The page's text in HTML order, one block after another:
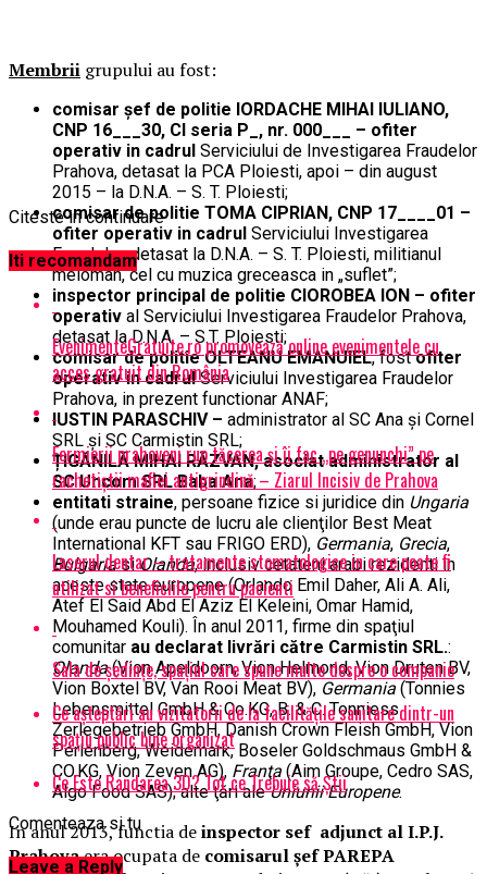
Membrii grupului au fost:
comisar șef de politie IORDACHE MIHAI IULIANO,
CNP 16___30, CI seria P_, nr. 000___ – ofiter
operativ in cadrul Serviciului de Investigarea Fraudelor
Prahova, detasat la PCA Ploiesti, apoi – din august
2015 – la D.N.A. – S. T. Ploiesti;
comisar de politie TOMA CIPRIAN, CNP 17____01 –
ofiter operativ in cadrul Serviciului Investigarea
Fraudelor, detasat la D.N.A. – S. T. Ploiesti, militianul
meloman, cel cu muzica greceasca in „suflet”;
inspector principal de politie CIOROBEA ION – ofiter
operativ al Serviciului Investigarea Fraudelor Prahova,
detasat la D.N.A. – S.T. Ploiesti;
comisar de politie OLTEANU EMANUIEL, fostofiter
operativ in cadrulServiciului Investigarea Fraudelor
Prahova, in prezent functionar ANAF;
IUSTIN PARASCHIV – administrator al SC Ana și Cornel
SRL și SC Carmistin SRL;
ȚIGĂNILĂ MIHAI RĂZVAN, asociat administrator al
SC Uncom SRL Baba Ana;
entitati straine, persoane fizice si juridice din Ungaria
(unde erau puncte de lucru ale clienţilor Best Meat
International KFT sau FRIGO ERD), Germania, Grecia,
BulgariasiOlanda, inclusiv cetateni arabi rezidenti in
aceste state europene (Orlando Emil Daher, Ali A. Ali,
Atef El Said Abd El Aziz El Keleini, Omar Hamid,
Mouhamed Kouli). În anul 2011, firme din spaţiul
comunitar au declarat livrări către Carmistin SRL.:
Olanda(Vion Apeldoorn, Vion Helmond, Vion Druten BV,
Vion Boxtel BV, Van Rooi Meat BV), Germania (Tonnies
Lebensmittel GmbH & Co.KG, B. & C. Tonniess
Zerlegebetrieb GmbH, Danish Crown Fleish GmbH, Vion
Perlenberg, Weidemark, Boseler Goldschmaus GmbH &
CO.KG, Vion Zeven AG), Franţa (Aim Groupe, Cedro SAS,
Algo Food SAS); alte ţări aleUniunii Europene.
In anul 2013, functia deinspector sef adjunct al I.P.J.
Prahovaera ocupata de comisarul șef PAREPA
Citeste in continuare
Iti recomandam
EvenimenteGratuite.ro promovează online evenimentele cu
acces gratuit din România
Fermierii prahoveni rup tăcerea și îi fac „pe genunchi” pe
rachetiștii mafiei antigrindină – Ziarul Incisiv de Prahova
Laserul dentar – tratamente stomatologice in care poate fi
utilizat si beneficiile pentru pacienti
Sala de ședințe, spațiul care spune multe despre o companie
Ce așteptări au vizitatorii de la facilitățile sanitare dintr-un
spațiu public bine organizat
Ce Este Randarea 3D? Tot ce Trebuie să Știi
Comenteaza si tu
Leave a Reply